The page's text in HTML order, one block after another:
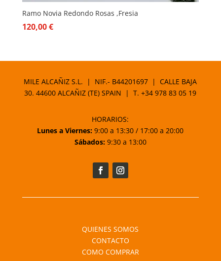
Ramo Novia Redondo Rosas ,Fresia
120,00€
MILE ALCAÑIZ S.L. | NIF.- B44201697 | CALLE BAJA
30. 44600 ALCAÑIZ (TE) SPAIN | T.+34 978 83 05 19
HORARIOS:
Lunes a Viernes: 9:00 a 13:30 / 17:00 a 20:00
Sábados:9:30 a 13:00
QUIENES SOMOS
CONTACTO
COMO COMPRAR